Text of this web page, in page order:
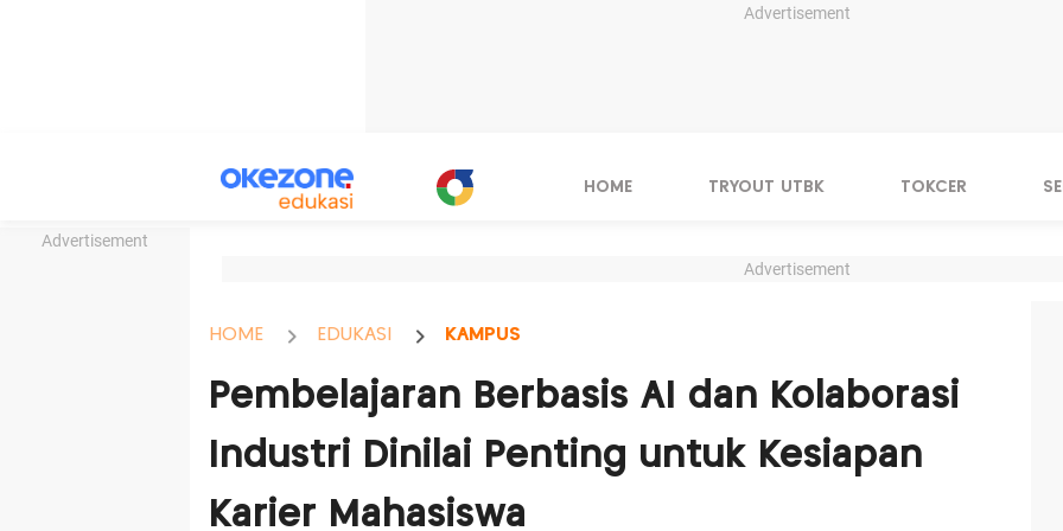
Advertisement
Advertisement
HOME TRYOUT UTBK TOKCER
Advertisement
HOME EDUKASI KAMPUS
Pembelajaran Berbasis AI dan Kolaborasi
Industri Dinilai Penting untuk Kesiapan
Karier Mahasiswa